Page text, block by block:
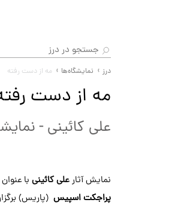
درز نمایشگاه‌ها مه از دست رفته
مه از دست
علی کائینی-
نمایش آثارعلی کائینیبا
پراجکت اسپیس (پاریس)